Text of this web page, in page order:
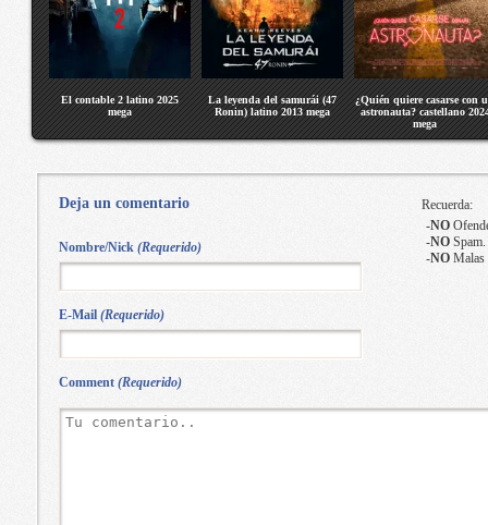
El contable 2 latino 2025
mega
La leyenda del samurái (47
Ronin) latino 2013 mega
¿Quién quiere casarse con
astronauta? castellano
mega
Deja un comentario
Comment (Requerido)
Recuerda:
-NO
-NOSpam.
-NOMalas
Nombre/Nick (Requerido)
E-Mail (Requerido)